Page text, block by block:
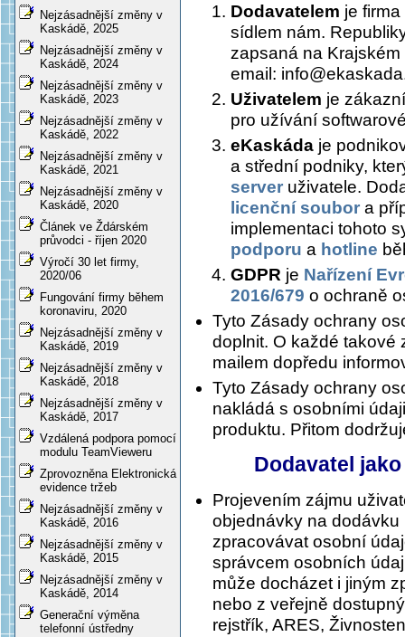
Nejzásadnější změny v
Kaskádě, 2025
Nejzásadnější změny v
Kaskádě, 2024
Nejzásadnější změny v
Kaskádě, 2023
Nejzásadnější změny v
Kaskádě, 2022
Nejzásadnější změny v
Kaskádě, 2021
Nejzásadnější změny v
Kaskádě, 2020
Článek ve Ždárském
průvodci - říjen 2020
Výročí 30 let firmy,
2020/06
Fungování firmy během
koronaviru, 2020
Nejzásadnější změny v
Kaskádě, 2019
Nejzásadnější změny v
Kaskádě, 2018
Nejzásadnější změny v
Kaskádě, 2017
Vzdálená podpora pomocí
modulu TeamVieweru
Zprovozněna Elektronická
evidence tržeb
Nejzásadnější změny v
Kaskádě, 2016
Nejzásadnější změny v
Kaskádě, 2015
Nejzásadnější změny v
Kaskádě, 2014
Generační výměna
telefonní ústředny
Dodavatelem je
sídlem nám.
zapsaná na
email:
Uživatelem je
pro užívání
eKaskáda je
a střední podniky,
server uživatele.
licenční soubor a
implementaci tohoto
podporu a hotline
GDPR je Nařízení
2016/679 o ochraně
Tyto Zásady ochrany
doplnit. O každé takové
mailem dopředu
Tyto Zásady ochrany
nakládá s osobními
produktu. Přitom
Dodavatel
Projevením zájmu
objednávky na
zpracovávat osobní
správcem osobních
může docházet i jiným
nebo z veřejně
rejstřík, ARES,